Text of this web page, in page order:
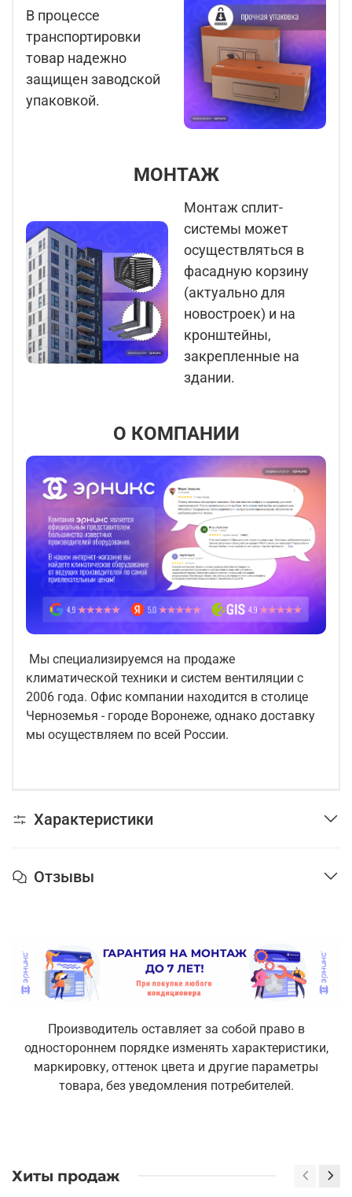
В процессе
транспортировки
товар надежно
защищен заводской
упаковкой.
МОНТАЖ
Монтаж сплит-
системы может
осуществляться в
фасадную корзину
(актуально для
новостроек) и на
кронштейны,
закрепленные на
здании.
О КОМПАНИИ
Мы специализируемся на продаже
климатической техники и систем вентиляции с
2006 года. Офис компании находится в столице
Черноземья - городе Воронеже, однако доставку
мы осуществляем по всей России.
Характеристики
Отзывы
Производитель оставляет за собой право в
одностороннем порядке изменять характеристики,
маркировку, оттенок цвета и другие параметры
товара, без уведомления потребителей.
Хиты продаж